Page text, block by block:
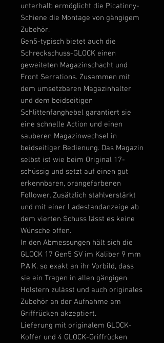
unterhalb ermöglicht die Picatinny-
Schiene die Montage von gängigem
Zubehör.
Gen5-typisch bietet auch die
Schreckschuss-GLOCK einen
geweiteten Magazinschacht und
Front Serrations. Zusammen mit
dem umsetzbaren Magazinhalter
und dem beidseitigen
Schlittenfanghebel garantiert sie
eine schnelle Action und einen
sauberen Magazinwechsel in
beidseitiger Bedienung. Das Magazin
selbst ist wie beim Original 17-
schüssig und setzt auf einen gut
erkennbaren, orangefarbenen
Follower. Zusätzlich stahlverstärkt
und mit einer Ladestandanzeige ab
dem vierten Schuss lässt es keine
Wünsche offen.
In den Abmessungen hält sich die
GLOCK 17 Gen5 SV im Kaliber 9 mm
P.A.K. so exakt an ihr Vorbild, dass
sie ein Tragen in allen gängigen
Holstern zulässt und auch originales
Zubehör an der Aufnahme am
Griffrücken akzeptiert.
Lieferung mit originalem GLOCK-
Koffer und 4 GLOCK-Griffrücken